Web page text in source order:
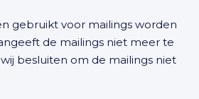
gebruikt voor mailings worden
de mailings niet meer te
besluiten om de mailings niet